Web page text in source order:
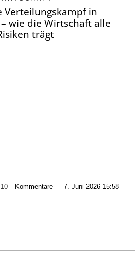
Verteilungskampf in
wie die Wirtschaft alle
trägt
10 Kommentare — 7. Juni 2026 15:58